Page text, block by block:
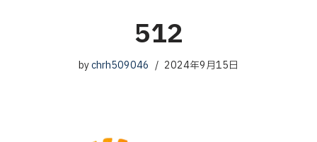
512
bychrh509046 2024年9月15日